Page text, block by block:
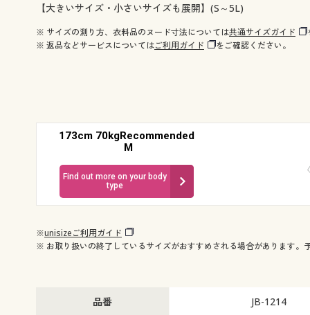
【大きいサイズ・小さいサイズも展開】(S～5L)
※ サイズの測り方、衣料品のヌード寸法については共通サイズガイド
※ 返品などサービスについてはご利用ガイド をご確認ください。
173cm 70kgRecommended
M
Find out more on your body
type
※unisizeご利用ガイド
※ お取り扱いの終了しているサイズがおすすめされる場合があります。
品番 JB-1214